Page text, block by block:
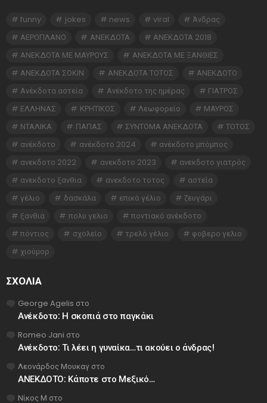
funny jokes news viral
Άνδρας
ΑΕΡΟΠΛΑΝΟ
ΑΝΕΚΔΟΤΑ
ΑΝΕΚΔΟΤΑ 2018
ΑΝΕΚΔΟΤΑ ΜΕ ΜΑΥΡΟΥΣ
ΑΝΕΚΔΟΤΑ ΜΕ ΞΑΝΘΙΕΣ
ΑΝΕΚΔΟΤΑ ΣΟΚΙΝ
ΑΝΕΚΔΟΤΑ ΤΟΤΟΣ
ΑΝΕΚΔΟΤΟ
Ανέκδοτα αστεία
Ανέκδοτο της ημέρας
ΓΙΑΤΡΟΣ
ΕΛΛΗΝΑΣ
ΚΡΗΤΙΚΟΣ Λεωφορείο
ΜΑΥΡΟΣ
ΝΤΑΛΙΚΑ
ΠΑΠΑΣ ΣΥΝΤΟΜΑ ΑΝΕΚΔΟΤΑ
ΤΟΤΟΣ
ανέκδοτο
ανέκδοτο 2024
ανέκδοτο μπόμπος
ανεκδοτο 2022
ανεκδοτο 2023
ανεκδοτο γιατρός
ανεκδοτο ξανθια
ανεκδοτο τοτος
αστεία
γέλιο
δασκάλα επικό γέλιο
ζευγάρι
ξανθια
πολυ γελιο
ποντιακό ανέκδοτο
πόντιος
σχολείο τρελό γέλιο
φοβερο γελιο
χιούμορ
ΣΧΌΛΙΑ
George Agelis στο
Ανέκδοτο: Η σκοπιά στο παγκάκι
Romeo Jani στο
Ανέκδοτο: Τι λέει η γυναίκα…τι ακούει ο άνδρας!
Λεονάρδος Μουκαγ στο
ΑΝΕΚΔΟΤΟ: Κάποτε στο Μεξικό…
Νίκος Μ στο